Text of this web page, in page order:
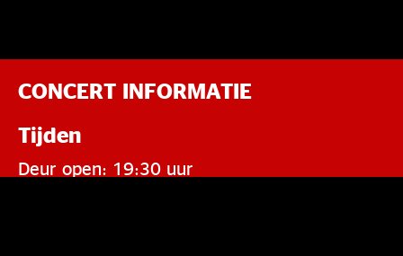
CONCERT INFORMATIE
Tijden
Deur open: 19:30 uur